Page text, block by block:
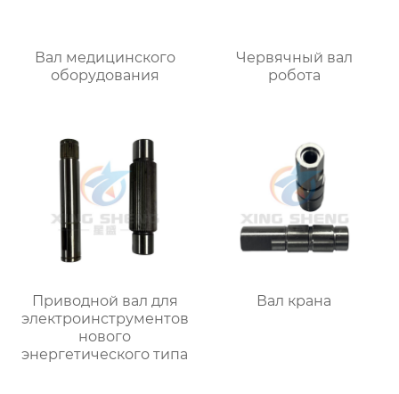
Вал медицинского
оборудования
Червячный вал
робота
Приводной вал для
электроинструментов
нового
энергетического типа
Вал крана